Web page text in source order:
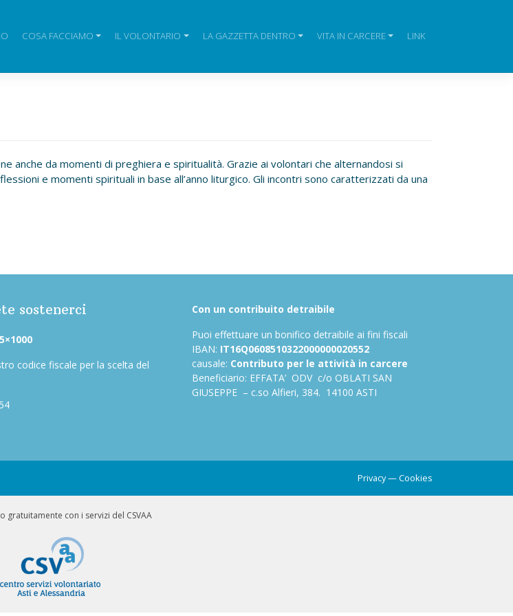
COSA FACCIAMO IL VOLONTARIO LA GAZZETTA DENTRO VITA IN CARCERE LINK
da momenti di preghiera e spiritualità. Grazie ai volontari che alternandosi si
e momenti spirituali in base all’anno liturgico. Gli incontri sono caratterizzati da una
sostenerci
codice fiscale per la scelta del
Con un contribuito detraibile
Puoi effettuare un bonifico detraibile ai fini fiscali
IBAN: IT16Q0608510322000000020552
causale: Contributo per le attività in carcere
Beneficiario: EFFATA’ ODV c/o OBLATI SAN
GIUSEPPE – c.so Alfieri, 384. 14100 ASTI
Privacy—Cookies
gratuitamente con i servizi del CSVAA